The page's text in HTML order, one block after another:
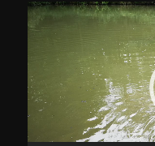
Video-
Player